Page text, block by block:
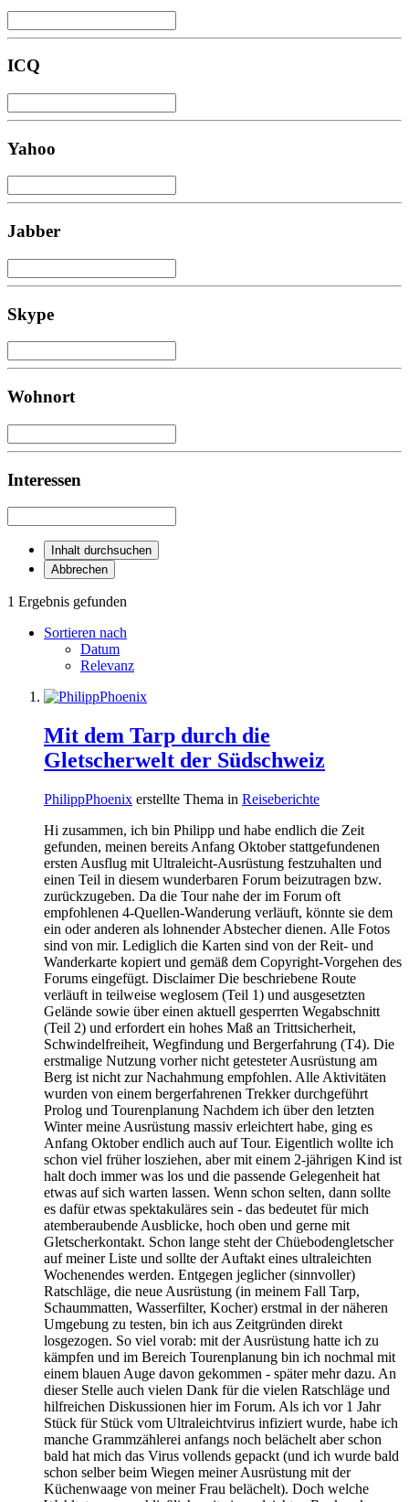
ICQ
Yahoo
Jabber
Skype
Wohnort
Interessen
Inhalt durchsuchen
Abbrechen
1 Ergebnis gefunden
Sortieren nach
Datum
Relevanz
Mit dem Tarp durch die
Gletscherwelt der Südschweiz
PhilippPhoenix erstellte Thema in Reiseberichte
Hi zusammen, ich bin Philipp und habe endlich die Zeit gefunden, meinen bereits Anfang Oktober stattgefundenen ersten Ausflug mit Ultraleicht-Ausrüstung festzuhalten und einen Teil in diesem wunderbaren Forum beizutragen bzw. zurückzugeben. Da die Tour nahe der im Forum oft empfohlenen 4-Quellen-Wanderung verläuft, könnte sie dem ein oder anderen als lohnender Abstecher dienen. Alle Fotos sind von mir. Lediglich die Karten sind von der Reit- und Wanderkarte kopiert und gemäß dem Copyright-Vorgehen des Forums eingefügt. Disclaimer Die beschriebene Route verläuft in teilweise weglosem (Teil 1) und ausgesetzten Gelände sowie über einen aktuell gesperrten Wegabschnitt (Teil 2) und erfordert ein hohes Maß an Trittsicherheit, Schwindelfreiheit, Wegfindung und Bergerfahrung (T4). Die erstmalige Nutzung vorher nicht getesteter Ausrüstung am Berg ist nicht zur Nachahmung empfohlen. Alle Aktivitäten wurden von einem bergerfahrenen Trekker durchgeführt Prolog und Tourenplanung Nachdem ich über den letzten Winter meine Ausrüstung massiv erleichtert habe, ging es Anfang Oktober endlich auch auf Tour. Eigentlich wollte ich schon viel früher losziehen, aber mit einem 2-jährigen Kind ist halt doch immer was los und die passende Gelegenheit hat etwas auf sich warten lassen. Wenn schon selten, dann sollte es dafür etwas spektakuläres sein - das bedeutet für mich atemberaubende Ausblicke, hoch oben und gerne mit Gletscherkontakt. Schon lange steht der Chüebodengletscher auf meiner Liste und sollte der Auftakt eines ultraleichten Wochenendes werden. Entgegen jeglicher (sinnvoller) Ratschläge, die neue Ausrüstung (in meinem Fall Tarp, Schaummatten, Wasserfilter, Kocher) erstmal in der näheren Umgebung zu testen, bin ich aus Zeitgründen direkt losgezogen. So viel vorab: mit der Ausrüstung hatte ich zu kämpfen und im Bereich Tourenplanung bin ich nochmal mit einem blauen Auge davon gekommen - später mehr dazu. An dieser Stelle auch vielen Dank für die vielen Ratschläge und hilfreichen Diskussionen hier im Forum. Als ich vor 1 Jahr Stück für Stück vom Ultraleichtvirus infiziert wurde, habe ich manche Grammzählerei anfangs noch belächelt aber schon bald hat mich das Virus vollends gepackt (und ich wurde bald schon selber beim Wiegen meiner Ausrüstung mit der Küchenwaage von meiner Frau belächelt). Doch welche Wohltat war es schließlich, mit einem leichten Rucksack unterwegs zu sein. Bei meinen vorherigen Touren wog der Rucksack noch 16-18 kg (inkl. Wasser und Essen für 2-3 Tage). Nun schaffte ich dasselbe mit ca. 10 kg. Unten mal ein Foto mit alter und neuer Ausrüstung. Könnt ihr es richtig zuordnen? Wesentlich leichter wird es bei mir durch meine Foto-Ausrüstung (Systemkamera mit Wechselobjektiven + Drohne, Stativ) nicht mehr werden, schließlich ist das Fotografieren ein wesentlicher Bestandteil meiner Touren in den Alpen. Eigentlich hatte ich die Tour bereits für August geplant gehabt, aber habe mir dann leider eine Erkältung zugezogen, die ich ungern auf knapp 3000 m auskurieren wollte. Daher zähneknirschend akzeptiert, dass ich mich nochmal gedulden muss und umso mehr geärgert, als ich kurze Zeit später von einem Felssturz am Aufstieg von All'acqua gehört habe, der den Weg in der Zwischenzeit unter sich begraben hat. Dieser Weg ist seitdem gesperrt. So viel vorab: Felsstürze sollten noch zu meinem Motto werden an diesem Wochenende. Ich hatte den Chüebodengletscher also schon gedanklich abgehakt für diese Saison und eine Ersatzroute am Vierwaldstätter See ausgesucht. Da sah ich auf einer anderen Karte doch noch einen alternativen Weg, der sonst nirgends eingezeichnet war, von Nordwesten aus kommend und damit nicht vom Felssturz beeinträchtigt. Ich fand kaum Informationen zu dieser Route und die eingezeichnete gestrichelte Linie wies auf ein überwiegend wegloses Gelände hin. Aber da hatte ich es mir schon in den Kopf gesetzt und die Vorbereitungen liefen auf Hochtouren. Teil1: Durch Wasser und Geröll von Obergoms zum Chüebodengletscher Endlich ist der Tag gekommen. Ein bisschen plagt mich dann aber doch das schlechte Gewissen, meiner Frau unseren 2-jährigen in allerschönster Trotzphase 3 Tage aufs Auge zu drücken. Ich spiele den Vormittag noch ein wenig mit ihm und komme dadurch später los als geplant. So gelange ich dann unschön in den Rückstau vom Gotthardtunnel und darf einen Teil auch doppelt fahren, da ich einmal eine falsche Abzweigung nehme und plötzlich in die falsche Richtung fahre, ohne die Möglichkeit zu wenden. Also bei der nächsten Abfahrt 10 km weiter unten wieder raus, einmal drehen und erneut in den Stau Richtung Gotthardmassiv einreihen, weil es schon beim ersten Mal so viel Spaß gemacht hat. Mit dem Blick auf die Uhr kann ich die eigentlich herrlichen Blicke entlang der Furka Passstrasse gar nicht richtig genießen, als ich den Stau endlich hinter mir habe (hier der Ausblick auf den Grimselpass). Etwas gehetzt komme ich schließlich in Obergoms an, schultere um 15 Uhr meinen leichten Rucksack und stiefel schnell los, um noch rechtzeitig zum Sonnenuntergang am Gletscher zu sein. Die ersten Kilometer verlaufen auf einem technisch leichten und stetig ansteigenden Forstweg, der alsbald zu einem Trampelpfad wird, schließlich völlig verschwindet und nur noch durch gelegentlich erblickte Steintürme als solcher zu erkennen ist. Der Weg führt dabei zunächst auf der nördlichen Seite des Flusses Goneri/Gerewasser entlang. Eine Leiter zur Überquerung eines Seitenarmes lässt Himalaya Feeling aufkommen. Das Geretal ist eine herrlich wilde und meiner Meinung nach zu Unrecht wenig begangene Ecke. Um mich herum markante Berggipfel, ein rauschender Fluß und ein abenteuerlicher Weg über Felsen und durch Heidelbeersträucher (für die ich gerne mehr Zeit gehabt hätte). Obwohl ich ständig auf die Uhr blicke, lockt mich das Rauschen eines Wasserfalls und ich werde mit einem herrlichen Ausblick belohnt. Jetzt ärgere ich mich, dass mein Graufilter der Gewichtsersparnis zum Opfer gefallen ist. Selbst mit niedrigem ISO-Wert und kleiner Blende gelingt es mir nicht, die Belichtungsdauer so stark zu verlängern, dass ich einen weiß verschwommenen Wasserfalleffekt erreicht hätte. Wenig später verlasse ich den Bachlauf, muss diesen aber zunächst furten. Das ist schwieriger, als es zunächst aussieht und ich erinnere mich an einen der wenigen Touren-Berichte auf hikr in dieser Ecke - hier war der Autor beim Furten abgerutscht und schmerzhaft gefallen. Entsprechend gründlich suche ich eine geeignete Stelle und komme trocken und wohlbehalten auf der anderen Seite an. Die Trekkingstöcke erweisen sich dabei als äußerst hilfreich. Mein Ziel liegt im Bild übrigens hinter der Kuppe links unter den markanten Felsgipfeln. Ich habe inzwischen 6 km und 400 Höhenmeter geschafft. Weitere 800 Höhenmeter durch wegloses felsiges Gelände stehen mir bevor. Ich komme hier sehr langsam vorwärts. Immer wieder rutscht ein Stein unter meinen Füßen weg oder ein vermeintlich stabiler großer Fels kippt beim Aufsetzen eines Fußes weg. Ich fluche viel und frage mich, ob der durch einen Felssturz verschüttete Weg auf der anderen Seite wirklich schlechter zu gehen wäre. Ich bin hier definitiv im Gebiet der Wanderschuhe angelangt, hier wollte ich mit Trailrunnern und ungeschützten Knöcheln nicht unterwegs sein. Der Aufstieg wird zunehmend zum Kampf gegen die Uhr. Die tief stehende Sonne macht mich nervös - ich will den Gletscher doch unbedingt im Abendlicht fotografieren. Der Blick zurück ins Geretal ist aber auch schon jetzt wunderschön. Mein bisheriger Weg verlief von hier aus betrachtet auf der rechten Flußseite bis zu der Stelle rechts im Bild, an welcher der Fluß durch einen Hügel verdeckt wird. An ungefähr dieser Stelle konnte ich ihn furten und den Anstieg zum Gletscher fortsetzen. Endlich komme ich nach 3h10 Gehzeit, 10 km und 1200 Höhenmetern am Gletschersee an und bin sprachlos vor Freude. Ich bin ganz alleine hier oben, abgebrochene Gletscherstücke in Tennisfeldgröße treiben als Eisschollen gemächlich im See und ich knipse was das Zeug hält. Schließlich fliege ich pünktlich zum Sonnenuntergang meine Drohne über dem Gletschersee entlang. Schade, dass auch dieser Gletscher nur noch wenige Jahre in dieser Art erhalten bleibt und dem Klimawandel zum Opfer fallen wird. Während die Dämmerung einsetzt, baue ich erstmals mein neues Tarp mit meinen Trekkingstöcken auf. Heringe hätte ich mir hier sparen können mitzuschleppen, aber dafür hat es ausreichend Steine, um welche ich die Abspannleinen wickeln kann. Bisher war ich immer mit Zelt unterwegs und ich spanne an diesem Abend auf 2600 m Höhe das erste Mal ein Tarp auf. Der Boden in Form eines blanken Felsens macht es nicht gerade einfach und manche Seiten hängen bereits etwas durch, da die umliegenden Felsen ein breiteres Abspannen verhindern. Etwas enttäuscht vom Ergebnis beziehe ich meine neue Behausung, aber der Wetterbericht sagt keinen Regen vorher, weshalb ich auch nicht übermäßig beunruhigt bin. Mein Vorgehen mag hier etwas leichtsinnig wirken, aber ich gehe dieses Risiko bewusst ein. Im schlimmsten Fall klappt mein Tarp im Regen zusammen und ich muss mich im Burrito-Style ins Tarp einwickeln. Sicherlich keine schöne Nacht, aber auch nichts lebensbedrohliches, insbesondere da mein Auto nur einen halben Tagesmarsch entfernt steht. Dann filtere ich mir mühsam Wasser aus dem Gletschersee. Ich hatte ja gelesen, dass die Durchflussrate von Hohlfaser-Filtern mäßig sei (Sawyer Squeeze) aber ich war doch geschockt, mit welcher Anstrengung das verbunden war. Wie ein Ochse quetsche ich unter voller Anstrengung ein dünnes Rinnsal durch den Filter. Ich sollte erst am nächsten Tag verstehen, dass in eine 1,5 L PET Flasche nur ein Volumen von 1,5 L passt und auch das zusätzliche Reindrücken von gefiltertem Wasser nur funktioniert, wenn man die PET-Flasche